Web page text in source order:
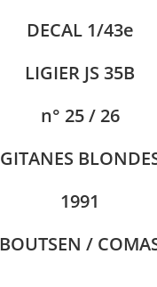
DECAL 1/43e
LIGIER JS 35B
n° 25 / 26
GITANES
1991
BOUTSEN /